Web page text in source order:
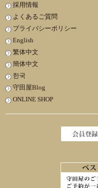
採用情報
よくあるご質問
プライバシーポリシー
English
繁体中文
簡体中文
한국
守田屋Blog
ONLINE SHOP